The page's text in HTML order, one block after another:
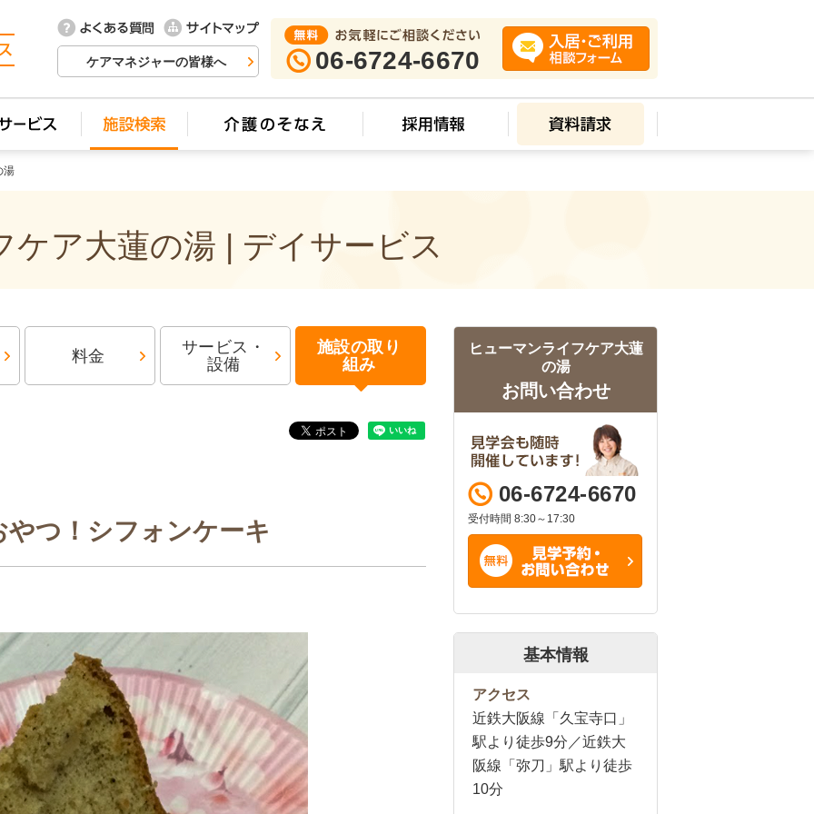
ケアマネジャーの皆様へ 06-6724-6670
湯
ケア大蓮の湯 | デイサービス
料金
サービス・
設備
施設の取り
組み
やつ！シフォンケーキ
ヒューマンライフケア大蓮
の湯
お問い合わせ
06-6724-6670
受付時間 8:30～17:30
基本情報
アクセス
近鉄大阪線「久宝寺口」
駅より徒歩9分／近鉄大
阪線「弥刀」駅より徒歩
10分